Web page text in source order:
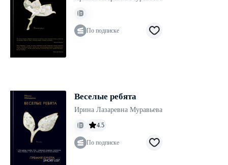
По подписке
Веселые ребята
Ирина Лазаревна Муравьева
4.5
По подписке